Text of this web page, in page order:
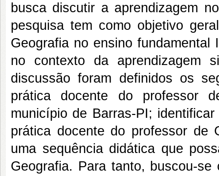
busca discutir a aprendizagem
pesquisa tem como objetivo
Geografia no ensino
no contexto da aprendizagem
discussão foram definidos os
prática docente do professor
município de Barras-PI;
prática docente do professor de
uma sequência didática que
Geografia. Para tanto, buscou-